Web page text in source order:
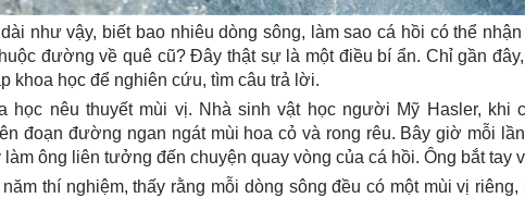
như vậy, biết bao nhiêu dòng sông, làm sao cá hồi có thể
đường về quê cũ? Đây thật sự là một điều bí ẩn. Chỉ gần
khoa học để nghiên cứu, tìm câu trả lời.
học nêu thuyết mùi vị. Nhà sinh vật học người Mỹ Hasler, khi
đoạn đường ngan ngát mùi hoa cỏ và rong rêu. Bây giờ mỗi
ông liên tưởng đến chuyện quay vòng của cá hồi. Ông bắt tay
thí nghiệm, thấy rằng mỗi dòng sông đều có một mùi vị